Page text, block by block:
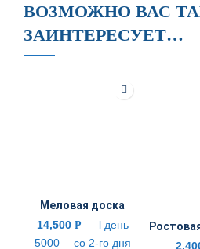
ВОЗМОЖНО ВАС
ЗАИНТЕРЕСУЕТ…
Меловая доска
14,500 Р — l день
5000— со 2-го дня